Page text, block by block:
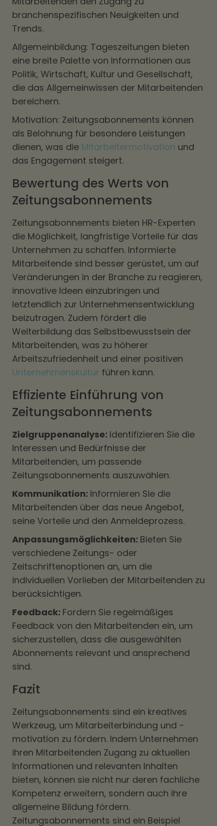
branchenspezifischen Neuigkeiten und
Trends.
Allgemeinbildung: Tageszeitungen bieten
eine breite Palette von Informationen aus
Politik, Wirtschaft, Kultur und Gesellschaft,
die das Allgemeinwissen der Mitarbeitenden
bereichern.
Motivation: Zeitungsabonnements können
als Belohnung für besondere Leistungen
dienen, was die Mitarbeitermotivation und
das Engagement steigert.
Bewertung des Werts von
Zeitungsabonnements
Zeitungsabonnements bieten HR-Experten
die Möglichkeit, langfristige Vorteile für das
Unternehmen zu schaffen. Informierte
Mitarbeitende sind besser gerüstet, um auf
Veränderungen in der Branche zu reagieren,
innovative Ideen einzubringen und
letztendlich zur Unternehmensentwicklung
beizutragen. Zudem fördert die
Weiterbildung das Selbstbewusstsein der
Mitarbeitenden, was zu höherer
Arbeitszufriedenheit und einer positiven
Unternehmenskultur führen kann.
Effiziente Einführung von
Zeitungsabonnements
Zielgruppenanalyse: Identifizieren Sie die
Interessen und Bedürfnisse der
Mitarbeitenden, um passende
Zeitungsabonnements auszuwählen.
Kommunikation: Informieren Sie die
Mitarbeitenden über das neue Angebot,
seine Vorteile und den Anmeldeprozess.
Anpassungsmöglichkeiten: Bieten Sie
verschiedene Zeitungs- oder
Zeitschriftenoptionen an, um die
individuellen Vorlieben der Mitarbeitenden zu
berücksichtigen.
Feedback: Fordern Sie regelmäßiges
Feedback von den Mitarbeitenden ein, um
sicherzustellen, dass die ausgewählten
Abonnements relevant und ansprechend
sind.
Fazit
Zeitungsabonnements sind ein kreatives
Werkzeug, um Mitarbeiterbindung und -
motivation zu fördern. Indem Unternehmen
ihren Mitarbeitenden Zugang zu aktuellen
Informationen und relevanten Inhalten
bieten, können sie nicht nur deren fachliche
Kompetenz erweitern, sondern auch ihre
allgemeine Bildung fördern.
Zeitungsabonnements sind ein Beispiel